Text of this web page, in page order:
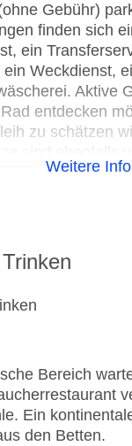
Gebühr)
finden sich
ein
Weckdienst,
Aktive
entdecken
zu schätzen
hilft das
15:00:00
Hotel
1
Weitere
Bereich
Ein
den Betten.